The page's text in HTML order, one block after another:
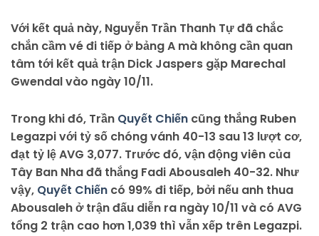
Với kết quả này, Nguyễn Trần Thanh Tự đã chắc
chắn cầm vé đi tiếp ở bảng A mà không cần quan
tâm tới kết quả trận Dick Jaspers gặp Marechal
Gwendal vào ngày 10/11.
Trong khi đó, Trần Quyết Chiến cũng thắng Ruben
Legazpi với tỷ số chóng vánh 40-13 sau 13 lượt cơ,
đạt tỷ lệ AVG 3,077. Trước đó, vận động viên của
Tây Ban Nha đã thắng Fadi Abousaleh 40-32. Như
vậy, Quyết Chiến có 99% đi tiếp, bởi nếu anh thua
Abousaleh ở trận đấu diễn ra ngày 10/11 và có AVG
tổng 2 trận cao hơn 1,039 thì vẫn xếp trên Legazpi.